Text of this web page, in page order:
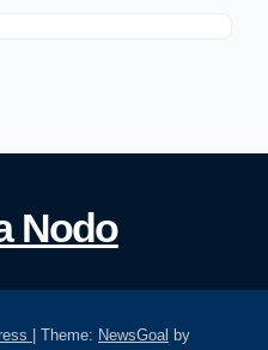
Nodo
Theme: NewsGoal by